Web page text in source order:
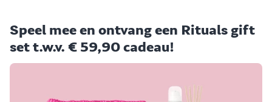
Speel mee en ontvang een Rituals gift
set t.w.v. € 59,90 cadeau!